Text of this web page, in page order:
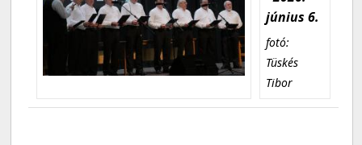
június 6.
fotó:
Tüskés
Tibor